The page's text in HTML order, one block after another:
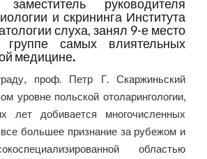
заместитель руководителя
и скрининга Института
слуха, занял 9-е место
самых влиятельных
медицине.
проф. Петр Г. Скаржиньский
уровне польской отоларингологии,
лет добивается многочисленных
большее признание за рубежом и
областью